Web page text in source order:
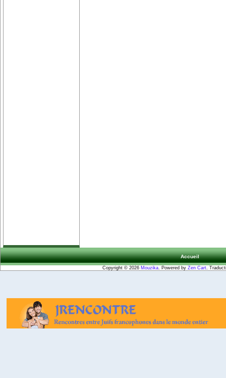
Accueil
Copyright © 2026 Mouzika. Powered by Zen Cart.